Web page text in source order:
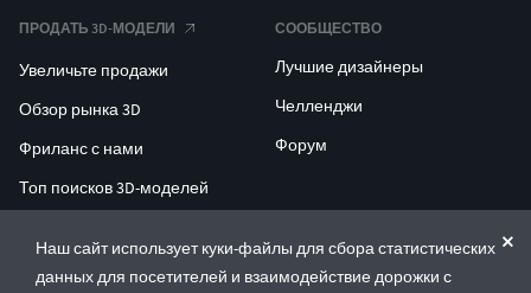
Наш сайт использует куки-файлы для сбора статистических
данных для посетителей и взаимодействие дорожки с
ПРОДАТЬ 3D-МОДЕЛИ
Увеличьте продажи
Обзор рынка 3D
Фриланс с нами
Топ поисков 3D-моделей
СООБЩЕСТВО
Лучшие дизайнеры
Челленджи
Форум
ENTERPRISE 3D AT SCALE